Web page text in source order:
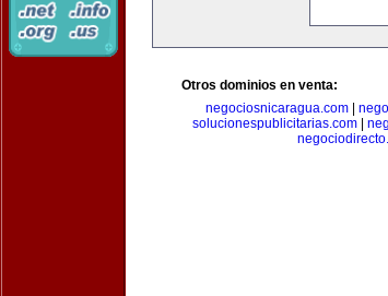
Otros dominios en venta:
negociosnicaragua.com
solucionespublicitarias.com